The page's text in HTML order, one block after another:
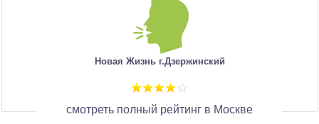
Новая Жизнь г.Дзержинский
смотреть полный рейтинг в Москве